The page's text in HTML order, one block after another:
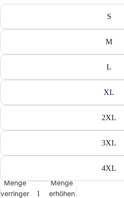
S
M
L
XL
2XL
3XL
4XL
Menge
verringern
Menge
erhöhen